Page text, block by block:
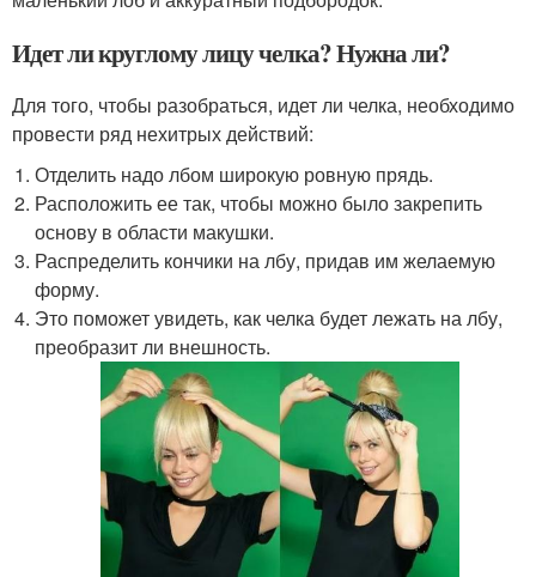
Идет ли круглому лицу челка? Нужна ли?
Для того, чтобы разобраться, идет ли челка, необходимо
провести ряд нехитрых действий:
Отделить надо лбом широкую ровную прядь.
Расположить ее так, чтобы можно было закрепить
основу в области макушки.
Распределить кончики на лбу, придав им желаемую
форму.
Это поможет увидеть, как челка будет лежать на лбу,
преобразит ли внешность.